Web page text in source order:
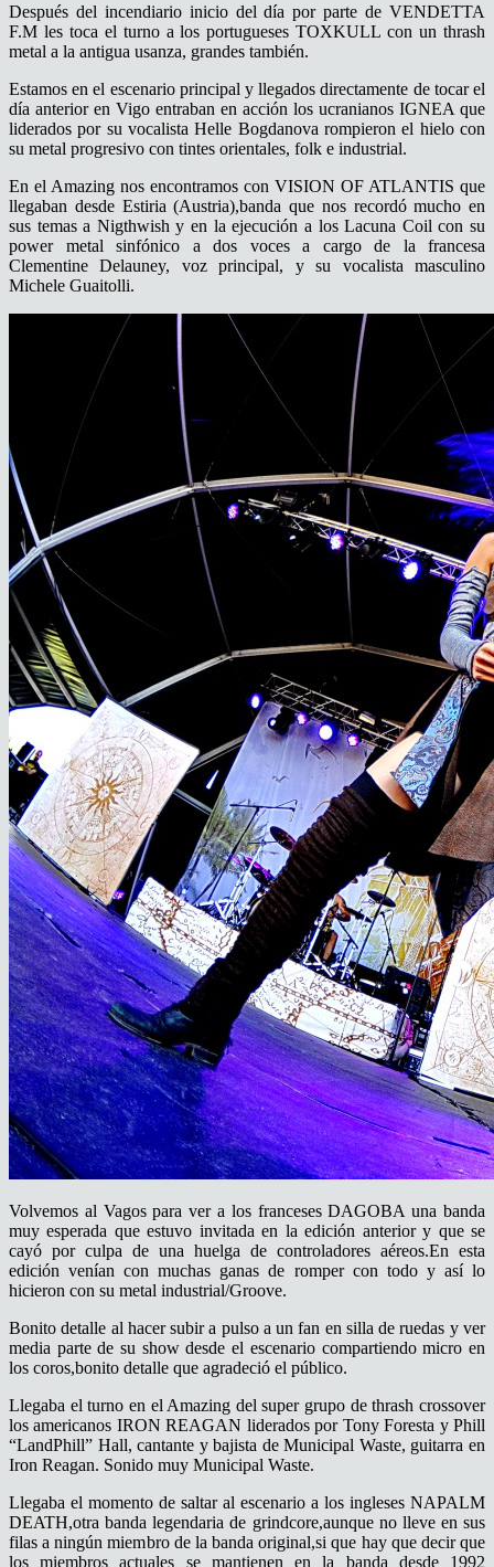
Después del incendiario inicio del día por parte de VENDETTA
F.M les toca el turno a los portugueses TOXKULL con un thrash
metal a la antigua usanza, grandes también.
Estamos en el escenario principal y llegados directamente de tocar el
día anterior en Vigo entraban en acción los ucranianos IGNEA que
liderados por su vocalista Helle Bogdanova rompieron el hielo con
su metal progresivo con tintes orientales, folk e industrial.
En el Amazing nos encontramos con VISION OF ATLANTIS que
llegaban desde Estiria (Austria),banda que nos recordó mucho en
sus temas a Nigthwish y en la ejecución a los Lacuna Coil con su
power metal sinfónico a dos voces a cargo de la francesa
Clementine Delauney, voz principal, y su vocalista masculino
Michele Guaitolli.
Volvemos al Vagos para ver a los franceses DAGOBA una banda
muy esperada que estuvo invitada en la edición anterior y que se
cayó por culpa de una huelga de controladores aéreos.En esta
edición venían con muchas ganas de romper con todo y así lo
hicieron con su metal industrial/Groove.
Bonito detalle al hacer subir a pulso a un fan en silla de ruedas y ver
media parte de su show desde el escenario compartiendo micro en
los coros,bonito detalle que agradeció el público.
Llegaba el turno en el Amazing del super grupo de thrash crossover
los americanos IRON REAGAN liderados por Tony Foresta y Phill
“LandPhill” Hall, cantante y bajista de Municipal Waste, guitarra en
Iron Reagan. Sonido muy Municipal Waste.
Llegaba el momento de saltar al escenario a los ingleses NAPALM
DEATH,otra banda legendaria de grindcore,aunque no lleve en sus
filas a ningún miembro de la banda original,si que hay que decir que
los miembros actuales se mantienen en la banda desde 1992